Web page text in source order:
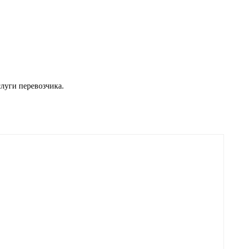
перевозчика.